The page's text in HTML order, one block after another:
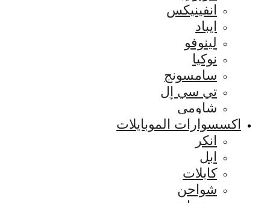
انفينيكس
ايباد
لينوفو
نوكيا
سامسونج
تي سي إل
شاومي
اكسسوارات الموبايلات
انكر
ابل
كابلات
شواحن